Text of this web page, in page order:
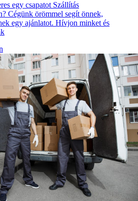
egy csapatot Szállítás
Cégünk örömmel segít önnek,
egy ajánlatot. Hívjon minket és